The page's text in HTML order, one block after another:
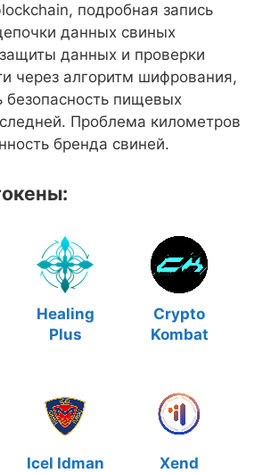
подробная запись
данных свиных
данных и проверки
через алгоритм шифрования,
безопасность пищевых
Проблема километров
бренда свиней.
Healing
Plus
Crypto
Kombat
Icel Idman
Xend